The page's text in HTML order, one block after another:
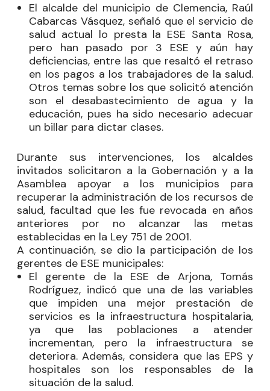
El alcalde del municipio de Clemencia, Raúl
Cabarcas Vásquez, señaló que el servicio de
salud actual lo presta la ESE Santa Rosa,
pero han pasado por 3 ESE y aún hay
deficiencias, entre las que resaltó el retraso
en los pagos a los trabajadores de la salud.
Otros temas sobre los que solicitó atención
son el desabastecimiento de agua y la
educación, pues ha sido necesario adecuar
un billar para dictar clases.
Durante sus intervenciones, los alcaldes
invitados solicitaron a la Gobernación y a la
Asamblea apoyar a los municipios para
recuperar la administración de los recursos de
salud, facultad que les fue revocada en años
anteriores por no alcanzar las metas
establecidas en la Ley 751 de 2001.
A continuación, se dio la participación de los
gerentes de ESE municipales:
El gerente de la ESE de Arjona, Tomás
Rodríguez, indicó que una de las variables
que impiden una mejor prestación de
servicios es la infraestructura hospitalaria,
ya que las poblaciones a atender
incrementan, pero la infraestructura se
deteriora. Además, considera que las EPS y
hospitales son los responsables de la
situación de la salud.